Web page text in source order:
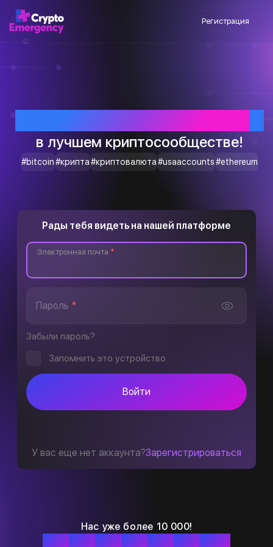
Регистрация
в лучшем криптосообществе!
#bitcoin#крипта#криптовалюта#usaaccounts#ethereum
Нас уже более 10 000!
Рады тебя видеть на нашей платформе
Электронная почта *
Пароль *
Забыли пароль?
Запомнить это устройство
Войти
У вас еще нет аккаунта?Зарегистрироваться